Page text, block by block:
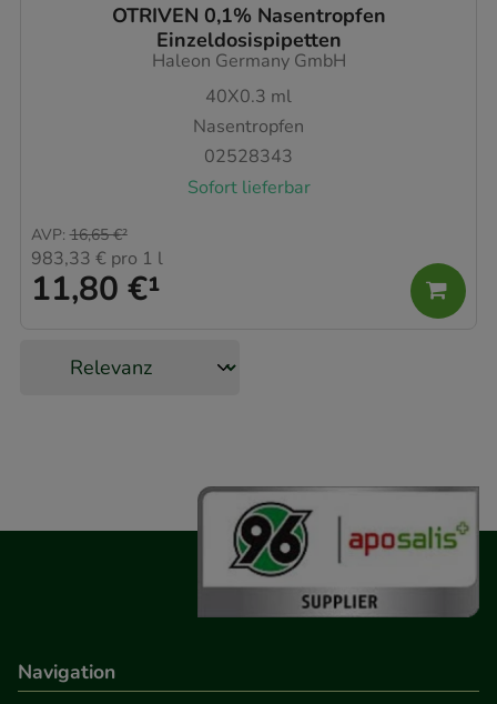
OTRIVEN 0,1% Nasentropfen
Einzeldosispipetten
Haleon Germany GmbH
40X0.3 ml
Nasentropfen
02528343
Sofort lieferbar
11,80 €¹
AVP: 16,65 €²
983,33 € pro 1 l
Navigation